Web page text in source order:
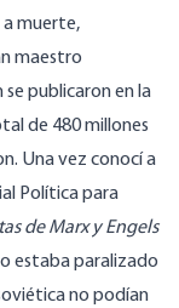
a muerte,
maestro
se publicaron en la
de 480 millones
Una vez conocí a
Política para
de Marx y Engels
estaba paralizado
no podían